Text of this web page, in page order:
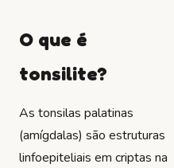
O que é
tonsilite?
As tonsilas palatinas
(amígdalas) são estruturas
linfoepiteliais em criptas na